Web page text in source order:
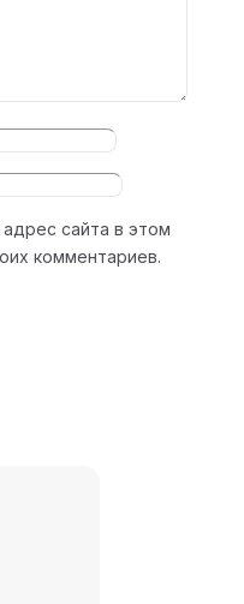
сайта в этом
комментариев.